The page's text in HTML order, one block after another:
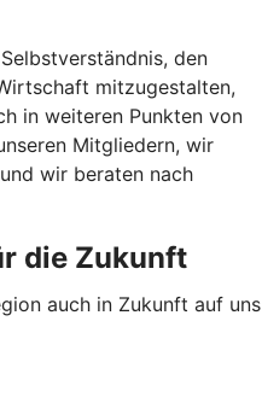
den
mitzugestalten,
in weiteren Punkten von
Mitgliedern, wir
wir beraten nach
die Zukunft
auch in Zukunft auf uns